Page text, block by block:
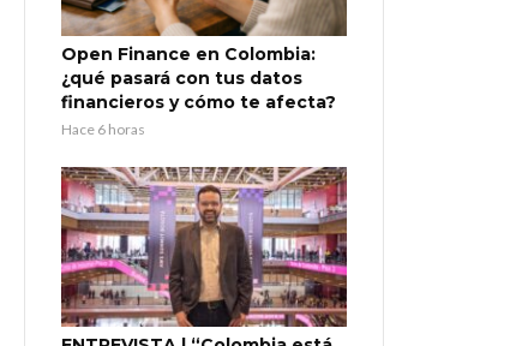
Open Finance en Colombia:
¿qué pasará con tus datos
financieros y cómo te afecta?
Hace 6 horas